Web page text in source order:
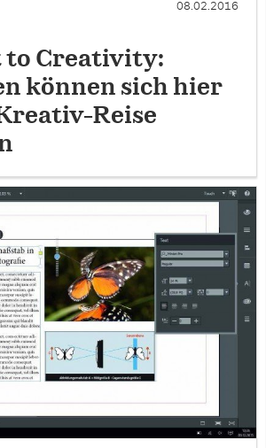
08.02.2016
to Creativity:
können sich hier
Reise